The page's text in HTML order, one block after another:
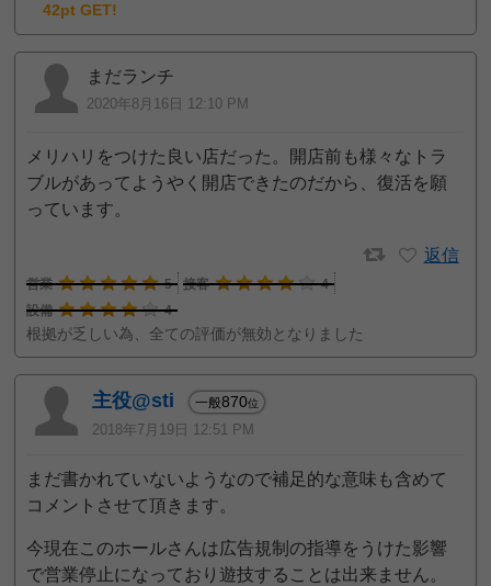
42pt GET!
まだランチ
2020年8月16日 12:10 PM
メリハリをつけた良い店だった。開店前も様々なトラ
ブルがあってようやく開店できたのだから、復活を願
っています。
返信
営業 5 接客
4
設備
4
根拠が乏しい為、全ての評価が無効となりました
主役@sti 一般870位
2018年7月19日 12:51 PM
まだ書かれていないようなので補足的な意味も含めて
コメントさせて頂きます。
今現在このホールさんは広告規制の指導をうけた影響
で営業停止になっており遊技することは出来ません。